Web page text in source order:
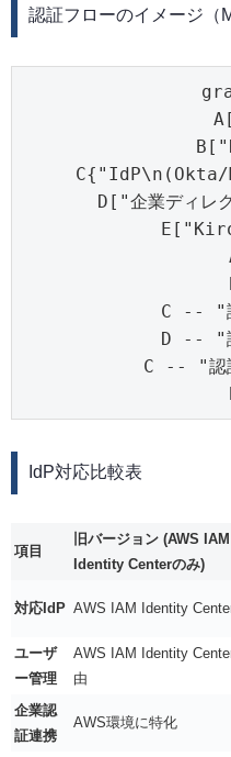
認証フローのイメージ（
D["企業ディレ
C -- "
D -- "
C -- "認
IdP対応比較表
項目
旧バージョン (AWS IAM
Identity Centerのみ)
対応IdP AWS IAM Identity
ユーザ
ー管理
AWS IAM Identity
由
企業認
証連携
AWS環境に特化